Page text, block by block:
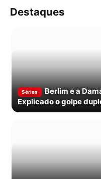
Destaques
Séries
Berlim e a
Explicado o golpe
morte de Cameron